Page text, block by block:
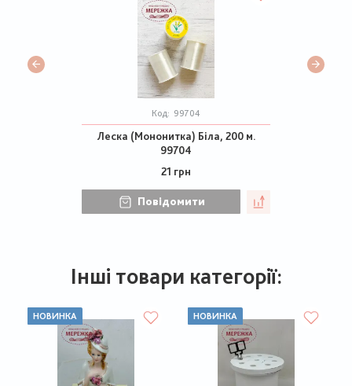
Код: 99704
Леска (Мононитка) Біла, 200 м.
99704
21 грн
Повідомити
Інші товари категорії:
НОВИНКА НОВИНКА